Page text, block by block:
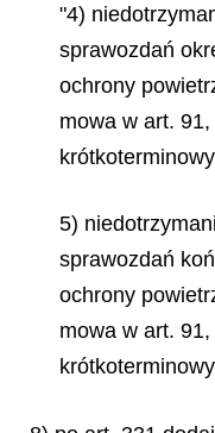
"4)
sprawozdań
ochrony
mowa w art. 91,
5)
sprawozdań
ochrony
mowa w art. 91,